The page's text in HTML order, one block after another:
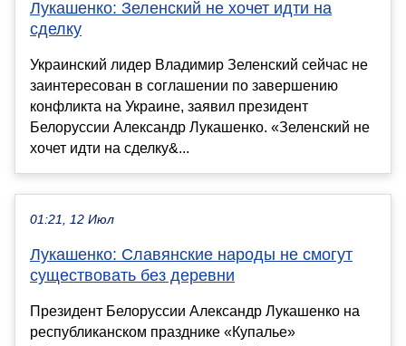
Лукашенко: Зеленский не хочет идти на
сделку
Украинский лидер Владимир Зеленский сейчас не
заинтересован в соглашении по завершению
конфликта на Украине, заявил президент
Белоруссии Александр Лукашенко. «Зеленский не
хочет идти на сделку&...
01:21, 12 Июл
Лукашенко: Славянские народы не смогут
существовать без деревни
Президент Белоруссии Александр Лукашенко на
республиканском празднике «Купалье»